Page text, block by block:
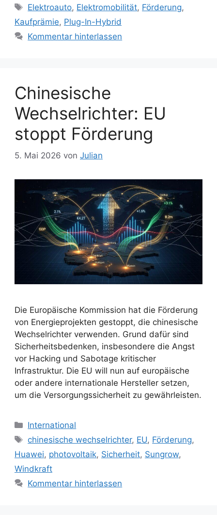
Schlagwörter
Elektroauto, Elektromobilität, Förderung,
Kaufprämie, Plug-In-Hybrid
Kommentar hinterlassen
Chinesische
Wechselrichter: EU
stoppt Förderung
5. Mai 2026 von Julian
Die Europäische Kommission hat die Förderung
von Energieprojekten gestoppt, die chinesische
Wechselrichter verwenden. Grund dafür sind
Sicherheitsbedenken, insbesondere die Angst
vor Hacking und Sabotage kritischer
Infrastruktur. Die EU will nun auf europäische
oder andere internationale Hersteller setzen,
um die Versorgungssicherheit zu gewährleisten.
Kategorien
International
Schlagwörter
chinesische wechselrichter, EU, Förderung,
Huawei, photovoltaik, Sicherheit, Sungrow,
Windkraft
Kommentar hinterlassen